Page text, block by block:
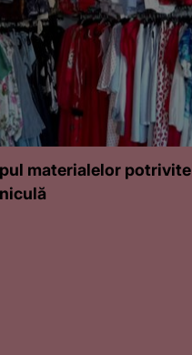
materialelor potrivite